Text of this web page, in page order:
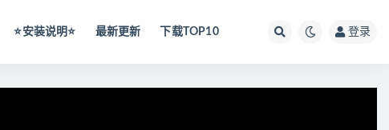
⭐️安装说明⭐️ 最新更新 下载TOP10 登录